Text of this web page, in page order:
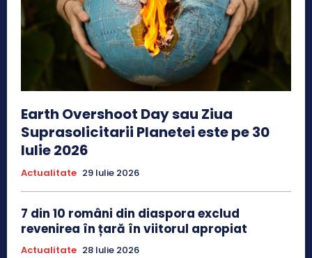
Earth Overshoot Day sau Ziua
Suprasolicitarii Planetei este pe 30
Iulie 2026
Actualitate 29 Iulie 2026
7 din 10 români din diaspora exclud
revenirea în țară în viitorul apropiat
Actualitate 28 Iulie 2026